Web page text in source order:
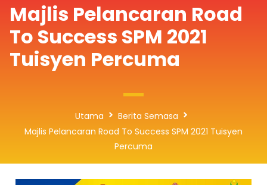
Majlis Pelancaran Road
To Success SPM 2021
Tuisyen Percuma
Utama
Berita Semasa
Majlis Pelancaran Road To Success SPM 2021 Tuisyen
Percuma